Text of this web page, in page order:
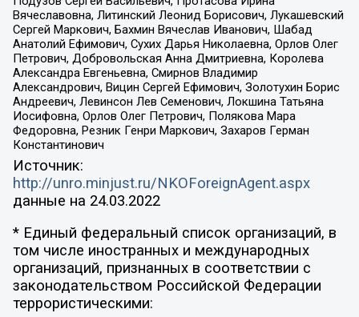
Вячеславовна, Литинский Леонид Борисович, Лукашевский
Сергей Маркович, Бахмин Вячеслав Иванович, Шабад
Анатолий Ефимович, Сухих Дарья Николаевна, Орлов Олег
Петрович, Добровольская Анна Дмитриевна, Королева
Александра Евгеньевна, Смирнов Владимир
Александрович, Вицин Сергей Ефимович, Золотухин Борис
Андреевич, Левинсон Лев Семенович, Локшина Татьяна
Иосифовна, Орлов Олег Петрович, Полякова Мара
Федоровна, Резник Генри Маркович, Захаров Герман
Константинович
Источник:
http://unro.minjust.ru/NKOForeignAgent.aspx
данные на 24.03.2022
* Единый федеральный список организаций, в
том числе иностранных и международных
организаций, признанных в соответствии с
законодательством Российской Федерации
террористическими: